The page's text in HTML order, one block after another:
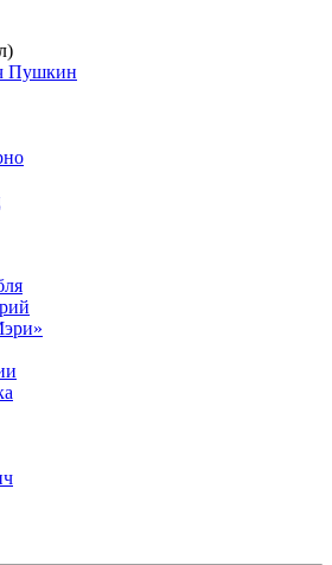
Пушкин